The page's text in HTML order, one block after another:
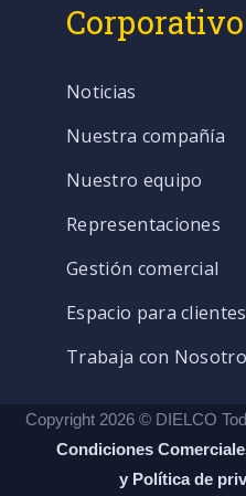
Corporativo
Noticias
Nuestra compañía
Nuestro equipo
Representaciones
Gestión comercial
Espacio para clientes
Trabaja con
Copyright 2026 © DIELCO
Condiciones
y Política de